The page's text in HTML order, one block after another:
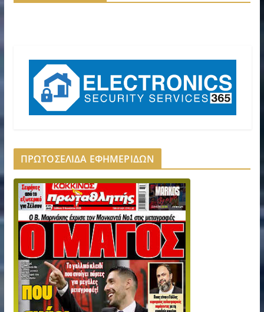
ΠΡΩΤΟΣΕΛΙΔΑ ΕΦΗΜΕΡΙΔΩΝ